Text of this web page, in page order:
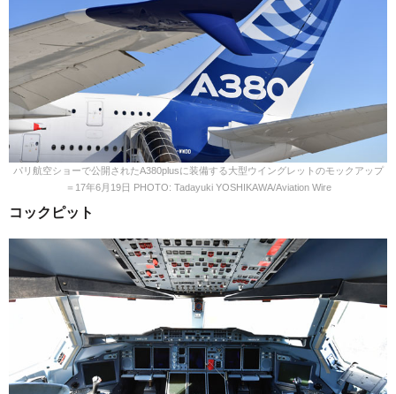
パリ航空ショーで公開されたA380plusに装備する大型ウイングレットのモックアップ
＝17年6月19日 PHOTO: Tadayuki YOSHIKAWA/Aviation Wire
コックピット